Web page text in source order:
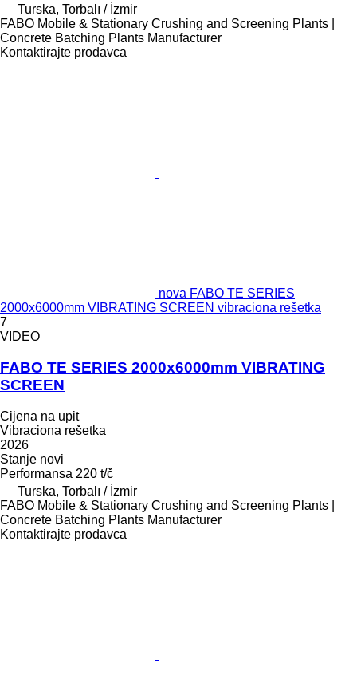
Turska, Torbalı / İzmir
FABO Mobile & Stationary Crushing and Screening Plants |
Concrete Batching Plants Manufacturer
Kontaktirajte prodavca
nova FABO TE SERIES
2000x6000mm VIBRATING SCREEN vibraciona rešetka
7
VIDEO
FABO TE SERIES 2000x6000mm VIBRATING
SCREEN
Cijena na upit
Vibraciona rešetka
2026
Stanje novi
Performansa 220 t/č
Turska, Torbalı / İzmir
FABO Mobile & Stationary Crushing and Screening Plants |
Concrete Batching Plants Manufacturer
Kontaktirajte prodavca